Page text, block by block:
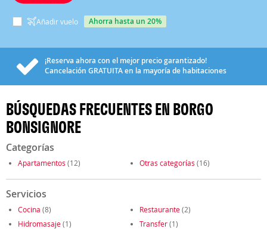
Añadir vuelo ahorra hasta un 20%
¡Reserva ahora con el mejor precio garantizado!
Cancelación GRATUITAen la mayoría de habitaciones
BÚSQUEDAS FRECUENTES EN BORGO
BONSIGNORE
Categorías
Apartamentos (12) Otras categorías (16)
Servicios
Cocina (8) Restaurante(2)
Hidromasaje(1) Transfer(1)